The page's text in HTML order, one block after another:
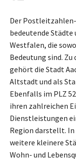
Der
bedeutende Städte
Westfalen, die
Bedeutung sind.
gehört die Stadt
Altstadt und als
Ebenfalls im PLZ
ihren zahlreichen
Dienstleistungen
Region darstellt. In
weitere kleinere
Wohn- und